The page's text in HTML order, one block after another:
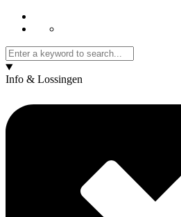
Info & Lossingen